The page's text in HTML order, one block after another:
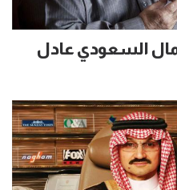
السعودي عادل